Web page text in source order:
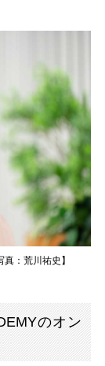
：荒川祐史】
のオン